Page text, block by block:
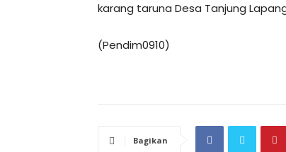
karang taruna Desa Tanjung
(Pendim0910)
Bagikan